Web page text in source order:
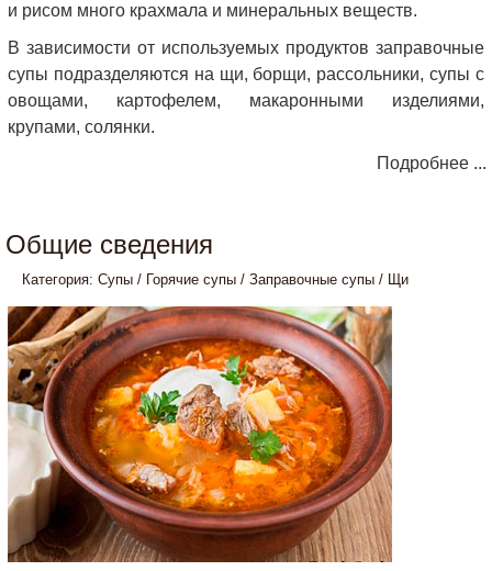
и рисом много крахмала и минеральных веществ.
В зависимости от используемых продуктов заправочные
супы подразделяются на щи, борщи, рассольники, супы с
овощами, картофелем, макаронными изделиями,
крупами, солянки.
Подробнее ...
Общие сведения
Категория: Супы / Горячие супы / Заправочные супы / Щи